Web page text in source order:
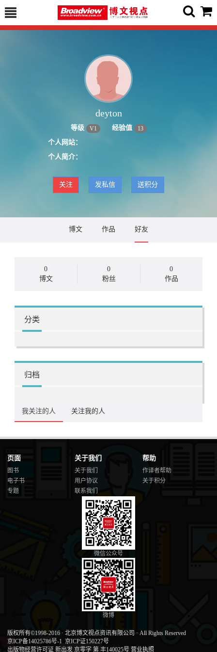
deyton
等级 V1 经验值 13
个人网站：
个人简介：
关注 发私信 送积分
博文 作品 好友
0
博文
0
粉丝
0
作品
分类
归档
我关注的人 关注我的人
页面
图书
电子书
专题
关于我们
关于我们
用户协议
联系我们
帮助
作译者帮助
关于积分
微信公众号
微博
版权所有©1998-2016 · 北京博文视点资讯有限公司 · All Rights Reserved
京ICP备14025786号-1 京ICP证150227号
出版物经营许可证 新出发 京零字 第 丰140025号 营业执照